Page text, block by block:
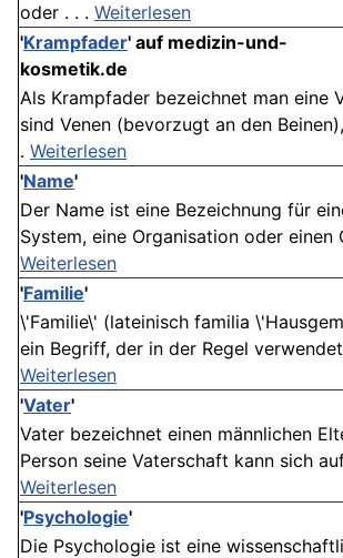
oder . . . Weiterlesen
'Krampfader' auf medizin-und-
kosmetik.de
Als Krampfader bezeichnet man eine
sind Venen (bevorzugt an den
. Weiterlesen
'Name'
Der Name ist eine Bezeichnung für
System, eine Organisation oder einen
Weiterlesen
'Familie'
\'Familie\' (lateinisch familia
ein Begriff, der in der Regel
Weiterlesen
'Vater'
Vater bezeichnet einen männlichen
Person seine Vaterschaft kann sich
Weiterlesen
'Psychologie'
Die Psychologie ist eine